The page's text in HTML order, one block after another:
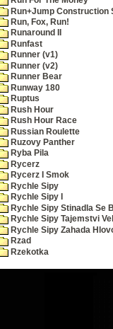
Run+Jump Construction
Run, Fox, Run!
Runaround II
Runfast
Runner (v1)
Runner (v2)
Runner Bear
Runway 180
Ruptus
Rush Hour
Rush Hour Race
Russian Roulette
Ruzovy Panther
Ryba Pila
Rycerz
Rycerz I Smok
Rychle Sipy
Rychle Sipy I
Rychle Sipy Stinadla Se
Rychle Sipy Tajemstvi
Rychle Sipy Zahada
Rzad
Rzekotka